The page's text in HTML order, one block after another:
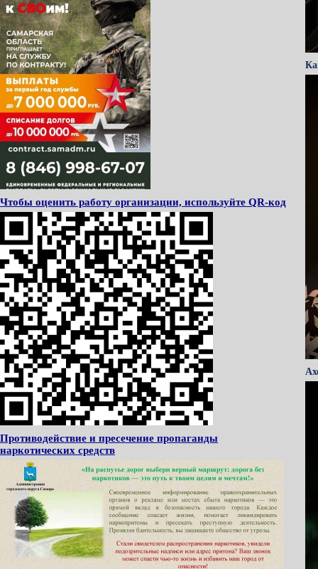
Чтобы оценить работу организации, используйте QR-код
Противодействие и пресечение пропаганды
наркотических средств